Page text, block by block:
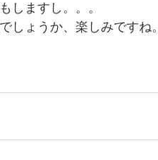
しますし。。。
しょうか、楽しみですね。